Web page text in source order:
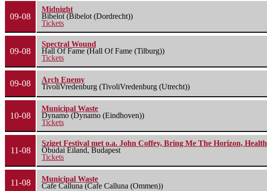
09-08
Midnight
Bibelot (Bibelot (Dordrecht))
Tickets
09-08
Spectral Wound
Hall Of Fame (Hall Of Fame (Tilburg))
Tickets
09-08
Arch Enemy
TivoliVredenburg (TivoliVredenburg (Utrecht))
10-08
Municipal Waste
Dynamo (Dynamo (Eindhoven))
Tickets
11-08
Sziget Festival met o.a. John Coffey, Bring Me The Horizon, Health
Óbudai Eiland, Budapest
Tickets
11-08
Municipal Waste
Cafe Calluna (Cafe Calluna (Ommen))